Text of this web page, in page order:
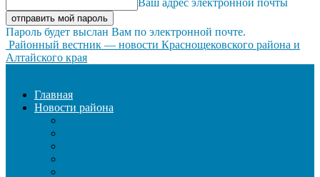
Ваш адрес электронной почты
Пароль будет выслан Вам по электронной почте.
Районный вестник — новости Краснощековского района и
Алтайского края
Главная
Новости района